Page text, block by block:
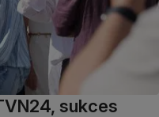
sukces